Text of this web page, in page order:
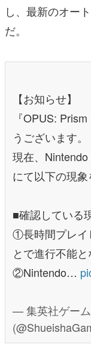
し、最新のオー
だ。
【お知らせ】
『OPUS:
うございます。
現在、
にて以下の現象
■確認している
①長時間プレイ
とで進行不能
②Nintendo…
— 集英社ゲー